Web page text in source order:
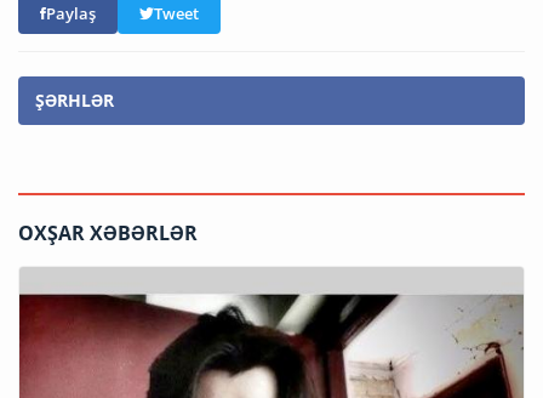
Paylaş Tweet
ŞƏRHLƏR
OXŞAR XƏBƏRLƏR